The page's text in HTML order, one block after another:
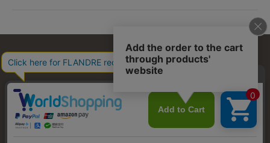
お問い合わせ 利用規約 会社概要 プライバシーポリシー
特定商取引・古物営業法に基づく表示 店舗リスト